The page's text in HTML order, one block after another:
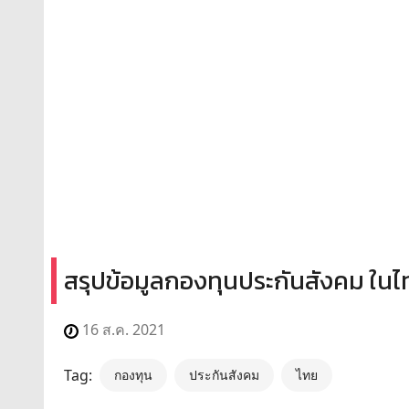
สรุปข้อมูลกองทุนประกันสังคม ใน
16 ส.ค. 2021
Tag: กองทุน ประกันสังคม ไทย